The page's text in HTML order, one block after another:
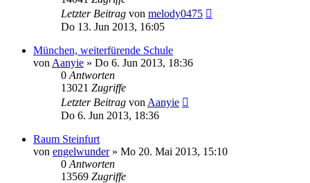
Letzter Beitrag von melody0475
Do 13. Jun 2013, 16:05
München, weiterfürende Schule
von Aanyie » Do 6. Jun 2013, 18:36
0 Antworten
13021 Zugriffe
Letzter Beitrag von Aanyie
Do 6. Jun 2013, 18:36
Raum Steinfurt
von engelwunder» Mo 20. Mai 2013, 15:10
0 Antworten
13569 Zugriffe